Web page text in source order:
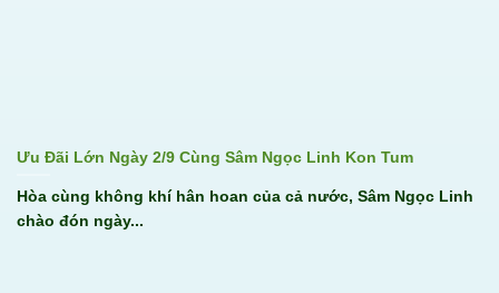
Ưu Đãi Lớn Ngày 2/9 Cùng Sâm Ngọc Linh Kon Tum
Hòa cùng không khí hân hoan của cả nước, Sâm Ngọc Linh
chào đón ngày...